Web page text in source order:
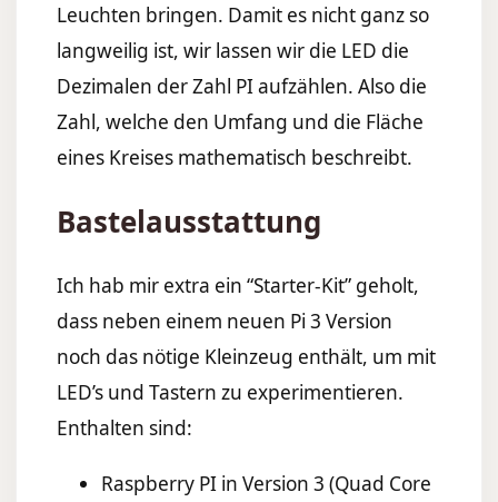
Leuchten bringen. Damit es nicht ganz so
langweilig ist, wir lassen wir die LED die
Dezimalen der Zahl PI aufzählen. Also die
Zahl, welche den Umfang und die Fläche
eines Kreises mathematisch beschreibt.
Bastelausstattung
Ich hab mir extra ein “Starter-Kit” geholt,
dass neben einem neuen Pi 3 Version
noch das nötige Kleinzeug enthält, um mit
LED’s und Tastern zu experimentieren.
Enthalten sind:
Raspberry PI in Version 3 (Quad Core